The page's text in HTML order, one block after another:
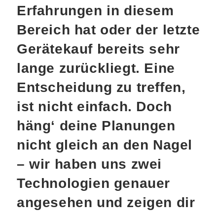
Erfahrungen in diesem
Bereich hat oder der letzte
Gerätekauf bereits sehr
lange zurückliegt. Eine
Entscheidung zu treffen,
ist nicht einfach. Doch
häng‘ deine Planungen
nicht gleich an den Nagel
– wir haben uns zwei
Technologien genauer
angesehen und zeigen dir